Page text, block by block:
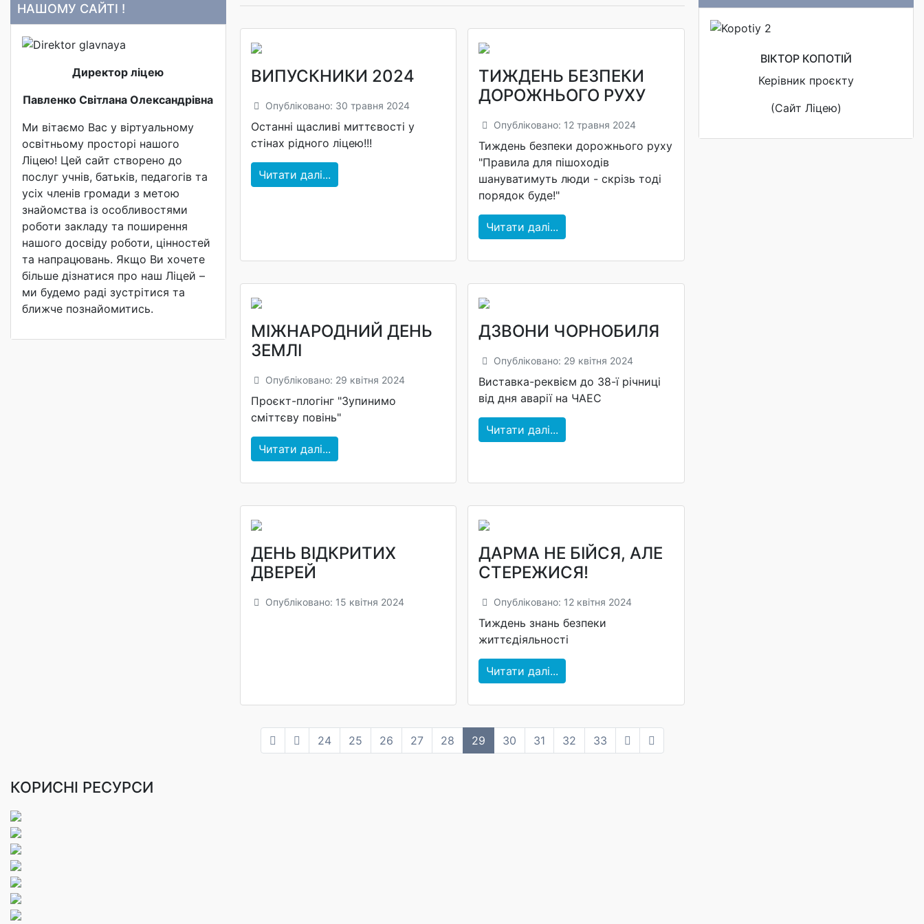
НАШОМУ САЙТІ !
Директор ліцею
Павленко Світлана Олександрівна
Ми вітаємо Вас у віртуальному
освітньому просторі нашого
Ліцею! Цей сайт створено до
послуг учнів, батьків, педагогів та
усіх членів громади з метою
знайомства із особливостями
роботи закладу та поширення
нашого досвіду роботи, цінностей
та напрацювань. Якщо Ви хочете
більше дізнатися про наш Ліцей –
ми будемо раді зустрітися та
ближче познайомитись.
ВИПУСКНИКИ 2024
Опубліковано: 30 травня 2024
Останні щасливі миттєвості у
стінах рідного ліцею!!!
Читати далі...
ТИЖДЕНЬ БЕЗПЕКИ
ДОРОЖНЬОГО РУХУ
Опубліковано: 12 травня 2024
Тиждень безпеки дорожнього руху
"Правила для пішоходів
шануватимуть люди - скрізь тоді
порядок буде!"
Читати далі...
МІЖНАРОДНИЙ ДЕНЬ
ЗЕМЛІ
Опубліковано: 29 квітня 2024
Проєкт-плогінг "Зупинимо
сміттєву повінь"
Читати далі...
ДЗВОНИ ЧОРНОБИЛЯ
Опубліковано: 29 квітня 2024
Виставка-реквієм до 38-ї річниці
від дня аварії на ЧАЕС
Читати далі...
ДЕНЬ ВІДКРИТИХ
ДВЕРЕЙ
Опубліковано: 15 квітня 2024
ДАРМА НЕ БІЙСЯ, АЛЕ
СТЕРЕЖИСЯ!
Опубліковано: 12 квітня 2024
Тиждень знань безпеки
життєдіяльності
Читати далі...
24 25 26 27 28 29 30 31 32 33
ВІКТОР КОПОТІЙ
Керівник проєкту
(Сайт Ліцею)
КОРИСНІ РЕСУРСИ